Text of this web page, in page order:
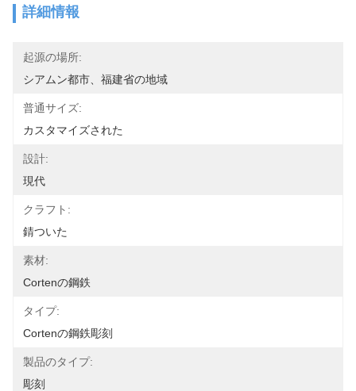
詳細情報
起源の場所:
シアムン都市、福建省の地域
普通サイズ:
カスタマイズされた
設計:
現代
クラフト:
錆ついた
素材:
Cortenの鋼鉄
タイプ:
Cortenの鋼鉄彫刻
製品のタイプ:
彫刻